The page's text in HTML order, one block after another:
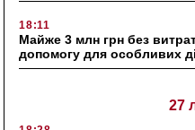
18:11
Майже 3 млн грн без
допомогу для особливих
27